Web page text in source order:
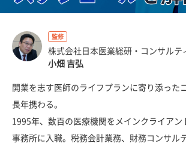
監修
株式会社日本医業総研・コンサル
小畑 吉弘
開業を志す医師のライフプランに寄り添った
長年携わる。
1995年、数百の医療機関をメインクライアン
事務所に入職。税務会計業務、財務コンサル